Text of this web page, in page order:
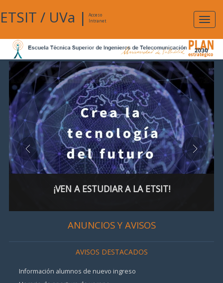
ETSIT / UVa |
Acceso
Intranet
¡VEN A ESTUDIAR A LA ETSIT!
ANUNCIOS Y AVISOS
AVISOS DESTACADOS
Información alumnos de nuevo ingreso